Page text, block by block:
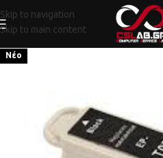
Skip to navigation
Skip to main content
Νέο